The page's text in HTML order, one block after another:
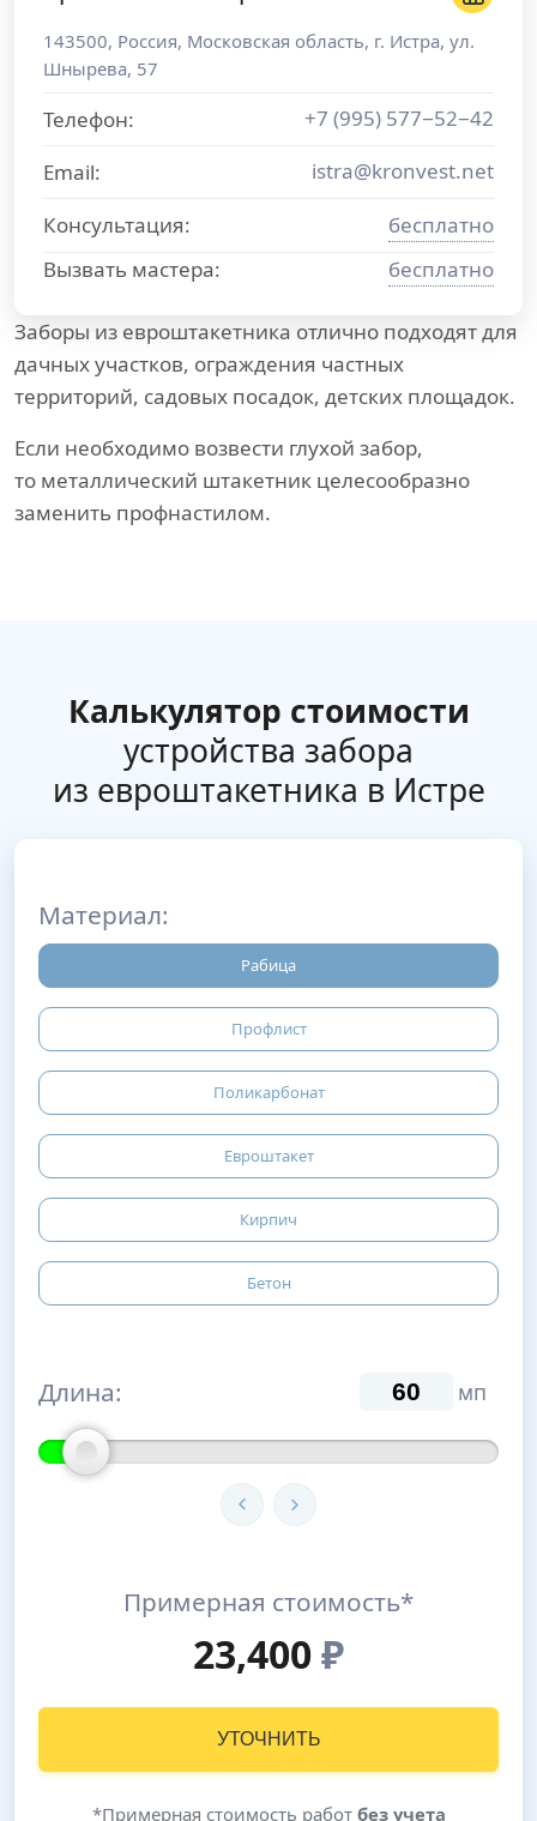
143500, Россия, Московская область, г. Истра, ул.
Шнырева, 57
Телефон:
+7 (995) 577−52−42
Email:
istra@kronvest.net
Консультация:
бесплатно
Вызвать мастера:
бесплатно
Заборы из евроштакетника отлично подходят для
дачных участков, ограждения частных
территорий, садовых посадок, детских площадок.
Если необходимо возвести глухой забор,
то металлический штакетник целесообразно
заменить профнастилом.
Калькулятор стоимости
устройства забора
из евроштакетника в Истре
Материал:
Рабица
Профлист
Поликарбонат
Евроштакет
Кирпич
Бетон
Длина: мп
Примерная стоимость*
23,400₽
УТОЧНИТЬ
*Примерная стоимость работ без учета